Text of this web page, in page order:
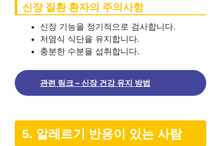
신장 질환 환자의 주의사항
신장 기능을 정기적으로 검사합니다.
저염식 식단을 유지합니다.
충분한 수분을 섭취합니다.
관련 링크 – 신장 건강 유지 방법
5. 알레르기 반응이 있는 사람